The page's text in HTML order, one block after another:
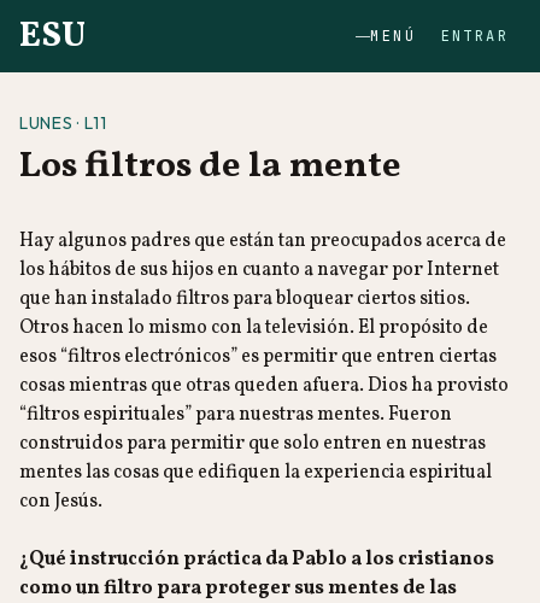
ESU MENÚ ENTRAR
LUNES · L11
Los filtros de la mente
Hay algunos padres que están tan preocupados acerca de
los hábitos de sus hijos en cuanto a navegar por Internet
que han instalado filtros para bloquear ciertos sitios.
Otros hacen lo mismo con la televisión. El propósito de
esos “filtros electrónicos” es permitir que entren ciertas
cosas mientras que otras queden afuera. Dios ha provisto
“filtros espirituales” para nuestras mentes. Fueron
construidos para permitir que solo entren en nuestras
mentes las cosas que edifiquen la experiencia espiritual
con Jesús.
¿Qué instrucción práctica da Pablo a los cristianos
como un filtro para proteger sus mentes de las